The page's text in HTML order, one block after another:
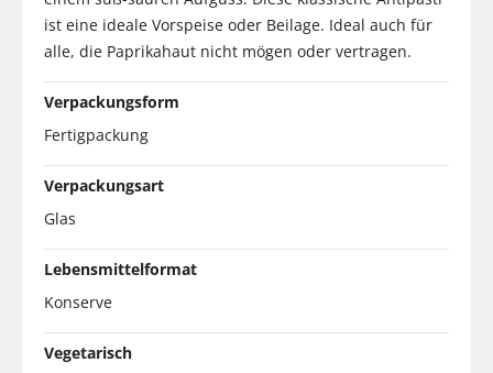
ist eine ideale Vorspeise oder Beilage. Ideal auch für
alle, die Paprikahaut nicht mögen oder vertragen.
Verpackungsform
Fertigpackung
Verpackungsart
Glas
Lebensmittelformat
Konserve
Vegetarisch